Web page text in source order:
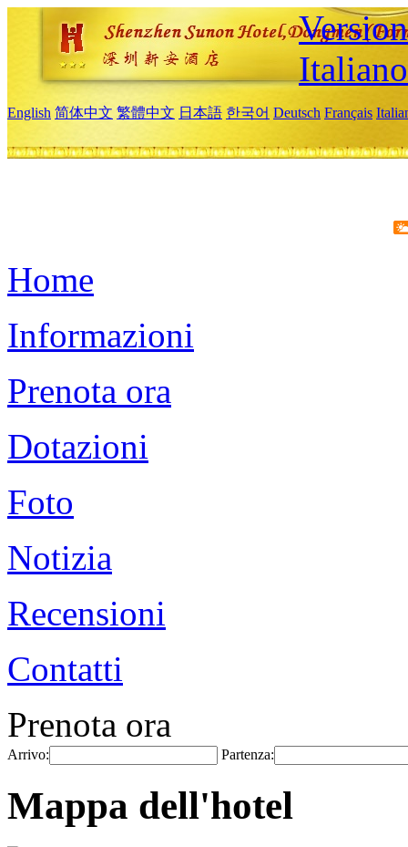
Italiano
English 简体中文 繁體中文 日本語 한국어 Deutsch Français
Home
Informazioni
Prenota ora
Dotazioni
Foto
Notizia
Recensioni
Contatti
Prenota ora
Arrivo: Partenza:
Mappa dell'hotel